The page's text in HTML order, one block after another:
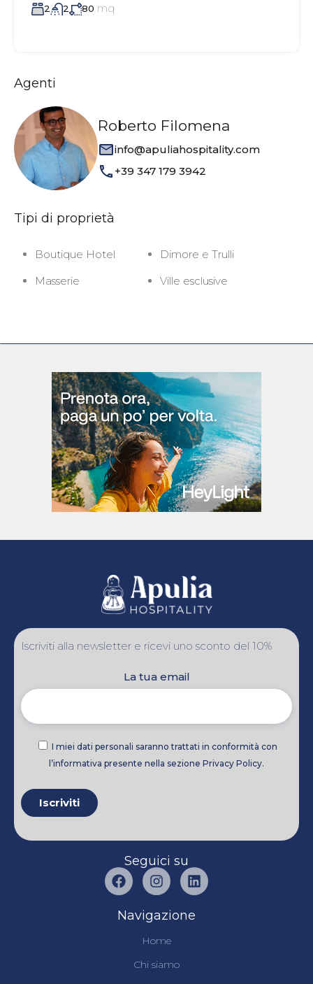
2 2 80 mq
Agenti
Roberto Filomena
info@apuliahospitality.com
+39 347 179 3942
Tipi di proprietà
Boutique Hotel
Dimore e Trulli
Masserie
Ville esclusive
Iscriviti alla newsletter e ricevi uno sconto del 10%
La tua email
I miei dati personali saranno trattati in conformità con
l’informativa presente nella sezione Privacy Policy.
Seguici su
Navigazione
Home
Chi siamo